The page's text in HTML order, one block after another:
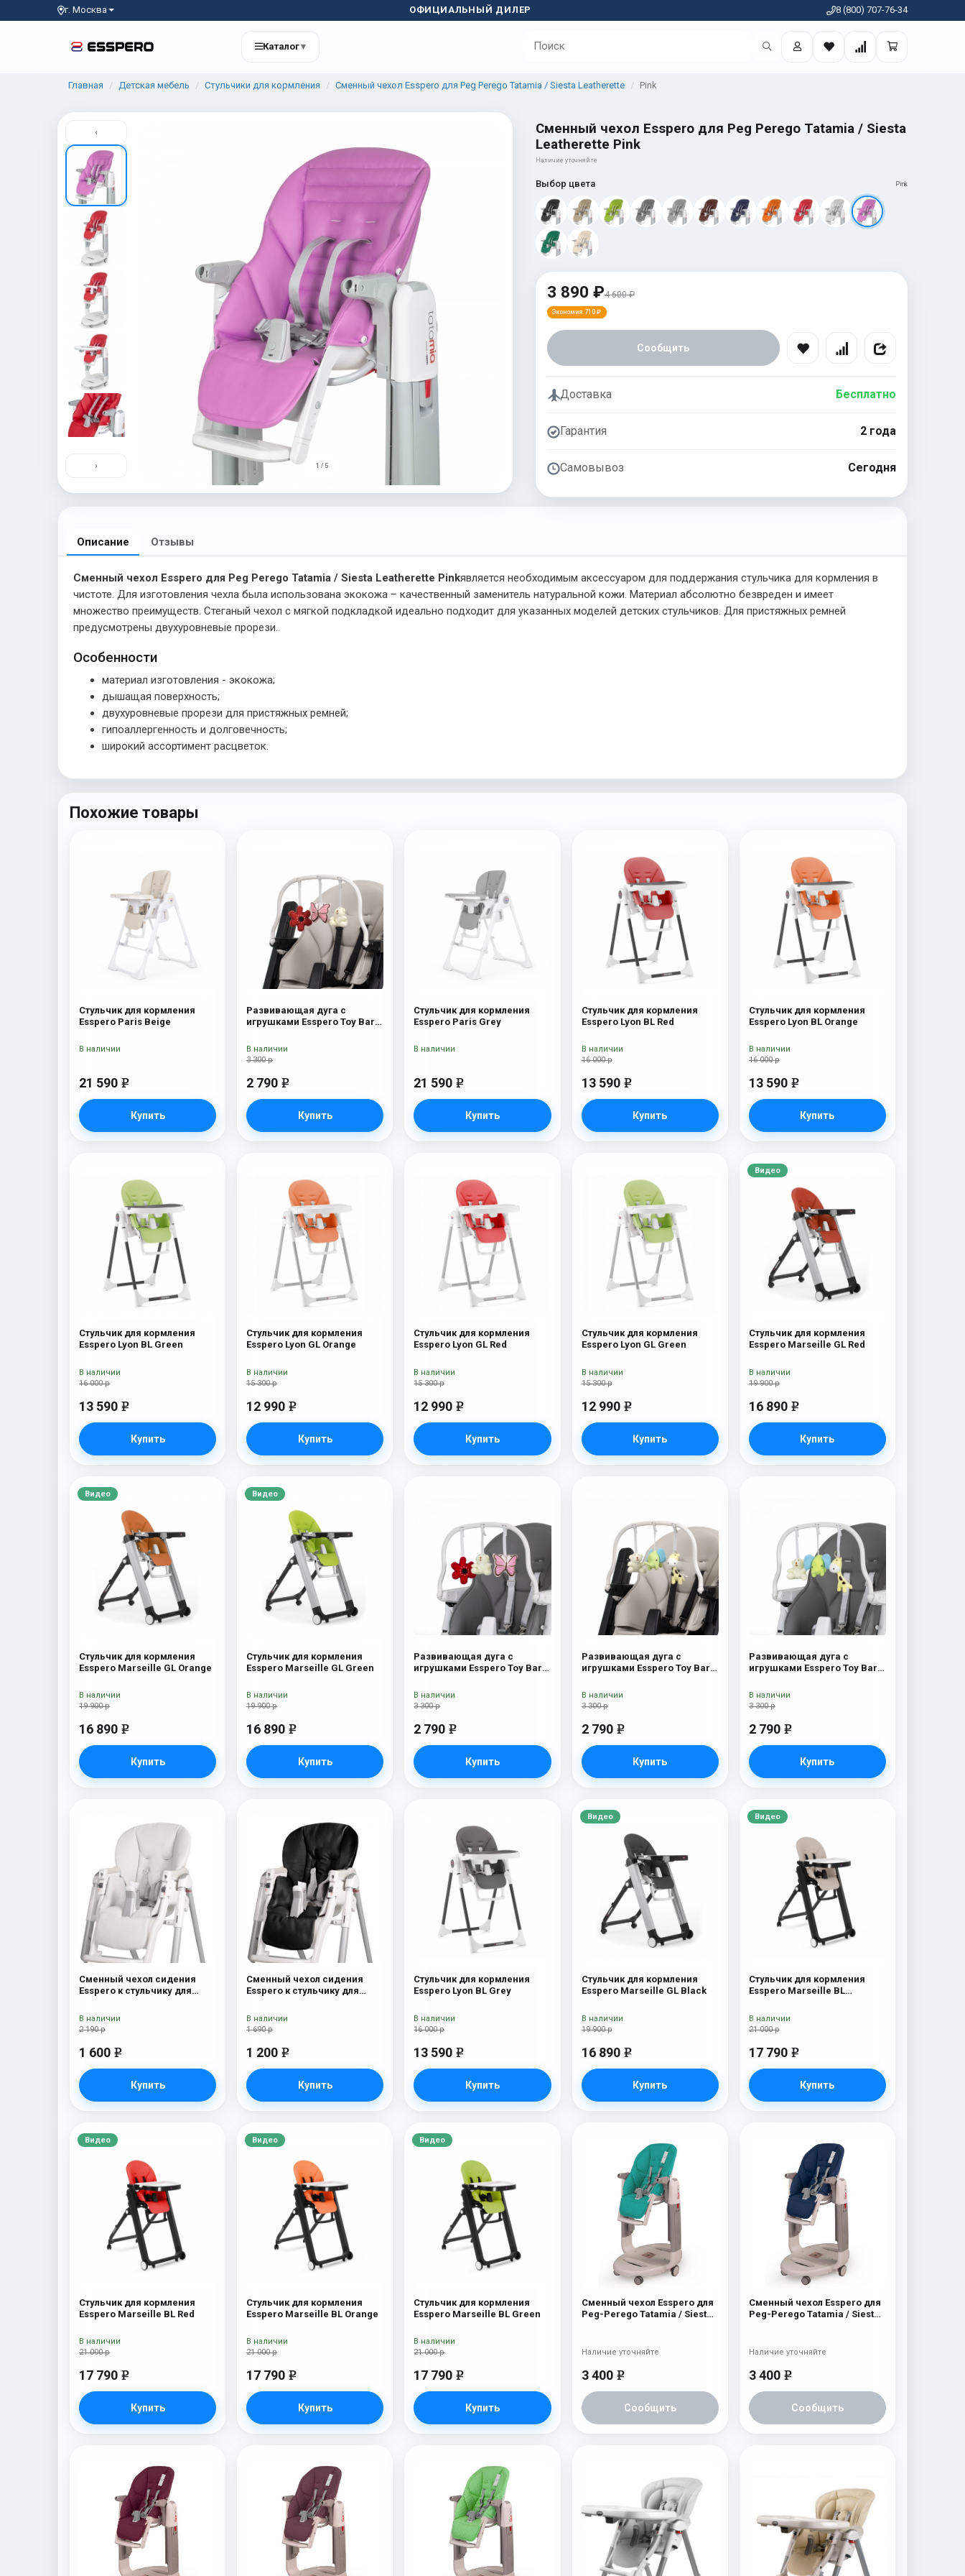
г. Москва ОФИЦИАЛЬНЫЙ ДИЛЕР 8 (800) 707-76-34
Каталог▾
Главная Детская мебель Стульчики для кормления Сменный чехол Esspero для Peg Perego Tatamia / Siesta Leatherette Pink
‹
› 1 / 5
Сменный чехол Esspero для Peg Perego Tatamia / Siesta
Leatherette Pink
Наличие уточняйте
Выбор цвета Pink
3 890 ₽4 600 ₽
Экономия 710 ₽
Сообщить
Доставка Бесплатно
Гарантия 2 года
Самовывоз Сегодня
Описание Отзывы
Сменный чехол Esspero для Peg Perego Tatamia / Siesta Leatherette Pinkявляется необходимым аксессуаром для поддержания стульчика для кормления в
чистоте. Для изготовления чехла была использована экокожа – качественный заменитель натуральной кожи. Материал абсолютно безвреден и имеет
множество преимуществ. Стеганый чехол с мягкой подкладкой идеально подходит для указанных моделей детских стульчиков. Для пристяжных ремней
предусмотрены двухуровневые прорези.
Особенности
материал изготовления - экокожа;
дышащая поверхность;
двухуровневые прорези для пристяжных ремней;
гипоаллергенность и долговечность;
широкий ассортимент расцветок.
Похожие товары
Стульчик для кормления
Esspero Paris Beige
21 590 e
Купить
В наличии
Развивающая дуга с
игрушками Esspero Toy Bar
3 300 р
2 790 e
Купить
В наличии
Стульчик для кормления
Esspero Paris Grey
21 590 e
Купить
В наличии
Стульчик для кормления
Esspero Lyon BL Red
16 000 р
13 590 e
Купить
В наличии
Стульчик для кормления
Esspero Lyon BL Orange
16 000 р
13 590 e
Купить
В наличии
Стульчик для кормления
Esspero Lyon BL Green
16 000 р
13 590 e
Купить
В наличии
Стульчик для кормления
Esspero Lyon GL Orange
15 300 р
12 990 e
Купить
В наличии
Стульчик для кормления
Esspero Lyon GL Red
15 300 р
12 990 e
Купить
В наличии
Стульчик для кормления
Esspero Lyon GL Green
15 300 р
12 990 e
Купить
В наличии
Видео
Стульчик для кормления
Esspero Marseille GL Red
19 900 р
16 890 e
Купить
В наличии
Видео
Стульчик для кормления
Esspero Marseille GL Orange
19 900 р
16 890 e
Купить
В наличии
Видео
Стульчик для кормления
Esspero Marseille GL Green
19 900 р
16 890 e
Купить
В наличии
Развивающая дуга с
игрушками Esspero Toy Bar
3 300 р
2 790 e
Купить
В наличии
Развивающая дуга с
игрушками Esspero Toy Bar
3 300 р
2 790 e
Купить
В наличии
Развивающая дуга с
игрушками Esspero Toy Bar
3 300 р
2 790 e
Купить
В наличии
Сменный чехол сидения
Esspero к стульчику для
White
2 190 р
1 600 e
Купить
В наличии
Сменный чехол сидения
Esspero к стульчику для
Black
1 690 р
1 200 e
Купить
В наличии
Стульчик для кормления
Esspero Lyon BL Grey
16 000 р
13 590 e
Купить
В наличии
Видео
Стульчик для кормления
Esspero Marseille GL Black
19 900 р
16 890 e
Купить
В наличии
Видео
Стульчик для кормления
Esspero Marseille BL
21 000 р
17 790 e
Купить
В наличии
Видео
Стульчик для кормления
Esspero Marseille BL Red
21 000 р
17 790 e
Купить
В наличии
Видео
Стульчик для кормления
Esspero Marseille BL Orange
21 000 р
17 790 e
Купить
В наличии
Видео
Стульчик для кормления
Esspero Marseille BL Green
21 000 р
17 790 e
Купить
В наличии
Сменный чехол Esspero для
Peg-Perego Tatamia / Siesta
3 400 e
Сообщить
Наличие уточняйте
Сменный чехол Esspero для
Peg-Perego Tatamia / Siesta
3 400 e
Сообщить
Наличие уточняйте